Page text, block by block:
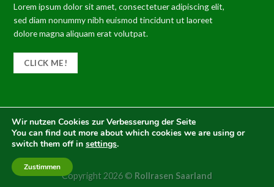
Lorem ipsum dolor sit amet, consectetuer adipiscing elit,
sed diam nonummy nibh euismod tincidunt ut laoreet
dolore magna aliquam erat volutpat.
CLICK ME!
Copyright 2026 © Rollrasen Saarland
Wir nutzen Cookies zur Verbesserung der Seite
You can find out more about which cookies we are using or
switch them off in settings.
Zustimmen